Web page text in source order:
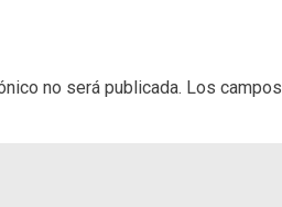
no será publicada. Los